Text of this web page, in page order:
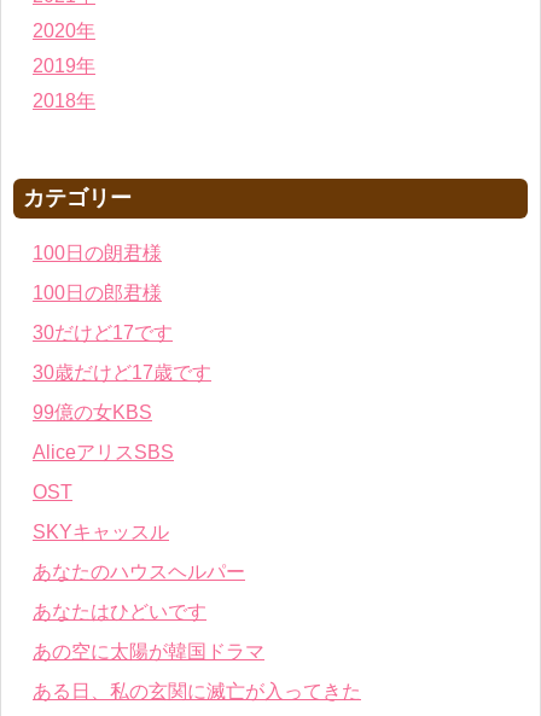
2020年
2019年
2018年
カテゴリー
100日の朗君様
100日の郎君様
30だけど17です
30歳だけど17歳です
99億の女KBS
AliceアリスSBS
OST
SKYキャッスル
あなたのハウスヘルパー
あなたはひどいです
あの空に太陽が韓国ドラマ
ある日、私の玄関に滅亡が入ってきた